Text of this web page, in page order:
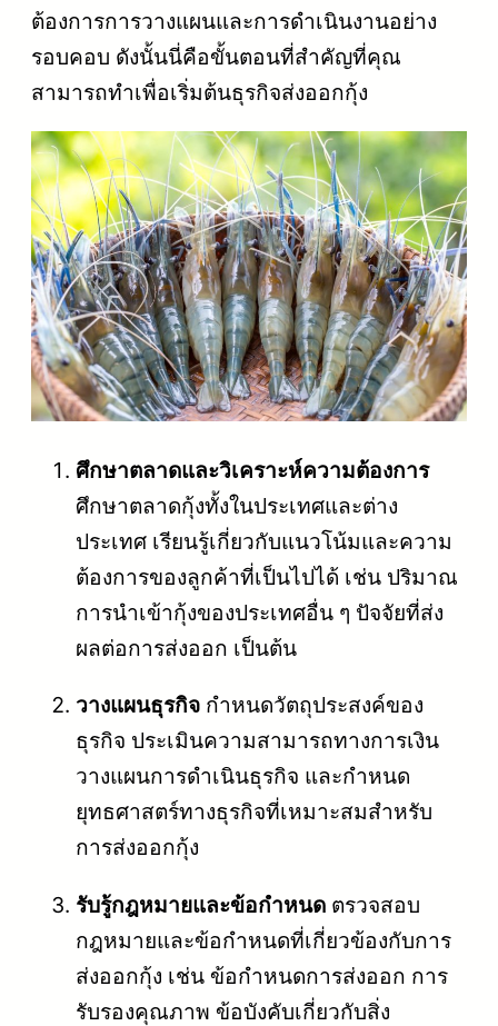
ต้องการการวางแผนและการดำเนินงานอย่าง
รอบคอบ ดังนั้นนี่คือขั้นตอนที่สำคัญที่คุณ
สามารถทำเพื่อเริ่มต้นธุรกิจส่งออกกุ้ง
ศึกษาตลาดและวิเคราะห์ความต้องการ
ศึกษาตลาดกุ้งทั้งในประเทศและต่าง
ประเทศ เรียนรู้เกี่ยวกับแนวโน้มและความ
ต้องการของลูกค้าที่เป็นไปได้ เช่น ปริมาณ
การนำเข้ากุ้งของประเทศอื่น ๆ ปัจจัยที่ส่ง
ผลต่อการส่งออก เป็นต้น
วางแผนธุรกิจ กำหนดวัตถุประสงค์ของ
ธุรกิจ ประเมินความสามารถทางการเงิน
วางแผนการดำเนินธุรกิจ และกำหนด
ยุทธศาสตร์ทางธุรกิจที่เหมาะสมสำหรับ
การส่งออกกุ้ง
รับรู้กฎหมายและข้อกำหนด ตรวจสอบ
กฎหมายและข้อกำหนดที่เกี่ยวข้องกับการ
ส่งออกกุ้ง เช่น ข้อกำหนดการส่งออก การ
รับรองคุณภาพ ข้อบังคับเกี่ยวกับสิ่ง